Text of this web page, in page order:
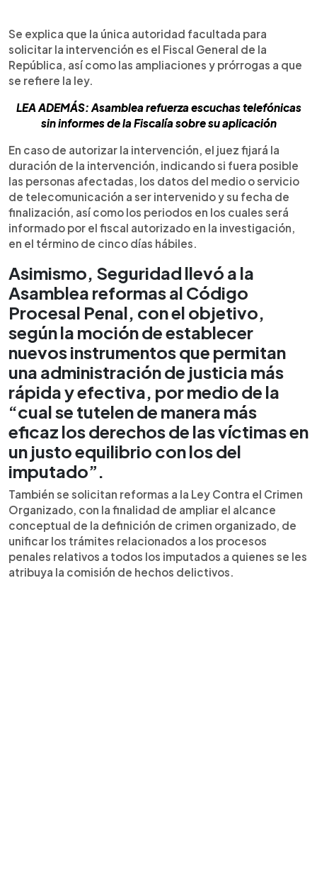
Se explica que la única autoridad facultada para
solicitar la intervención es el Fiscal General de la
República, así como las ampliaciones y prórrogas a que
se refiere la ley.
LEA ADEMÁS: Asamblea refuerza escuchas telefónicas
sin informes de la Fiscalía sobre su aplicación
En caso de autorizar la intervención, el juez fijará la
duración de la intervención, indicando si fuera posible
las personas afectadas, los datos del medio o servicio
de telecomunicación a ser intervenido y su fecha de
finalización, así como los periodos en los cuales será
informado por el fiscal autorizado en la investigación,
en el término de cinco días hábiles.
Asimismo, Seguridad llevó a la
Asamblea reformas al Código
Procesal Penal, con el objetivo,
según la moción de establecer
nuevos instrumentos que permitan
una administración de justicia más
rápida y efectiva, por medio de la
“cual se tutelen de manera más
eficaz los derechos de las víctimas en
un justo equilibrio con los del
imputado”.
También se solicitan reformas a la Ley Contra el Crimen
Organizado, con la finalidad de ampliar el alcance
conceptual de la definición de crimen organizado, de
unificar los trámites relacionados a los procesos
penales relativos a todos los imputados a quienes se les
atribuya la comisión de hechos delictivos.